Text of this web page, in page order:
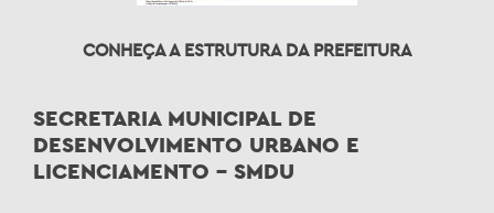
CONHEÇA A ESTRUTURA DA PREFEITURA
SECRETARIA MUNICIPAL DE
DESENVOLVIMENTO URBANO E
LICENCIAMENTO – SMDU